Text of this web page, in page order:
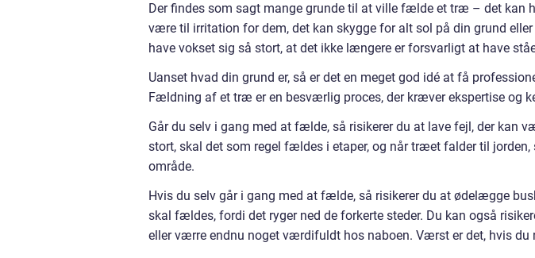
Der findes som sagt mange grunde til at ville fælde et træ – det kan
være til irritation for dem, det kan skygge for alt sol på din grund
have vokset sig så stort, at det ikke længere er forsvarligt at have
Uanset hvad din grund er, så er det en meget god idé at få
Fældning af et træ er en besværlig proces, der kræver ekspertise og
Går du selv i gang med at fælde, så risikerer du at lave fejl, der kan
stort, skal det som regel fældes i etaper, og når træet falder til jorden,
område.
Hvis du selv går i gang med at fælde, så risikerer du at ødelægge
skal fældes, fordi det ryger ned de forkerte steder. Du kan også
eller værre endnu noget værdifuldt hos naboen. Værst er det, hvis du